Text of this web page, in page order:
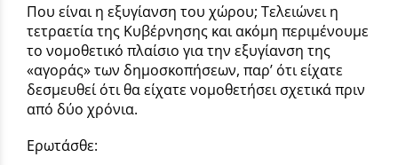
Που είναι η εξυγίανση του χώρου; Τελειώνει η
τετραετία της Κυβέρνησης και ακόμη περιμένουμε
το νομοθετικό πλαίσιο για την εξυγίανση της
«αγοράς» των δημοσκοπήσεων, παρ’ ότι είχατε
δεσμευθεί ότι θα είχατε νομοθετήσει σχετικά πριν
από δύο χρόνια.
Ερωτάσθε: